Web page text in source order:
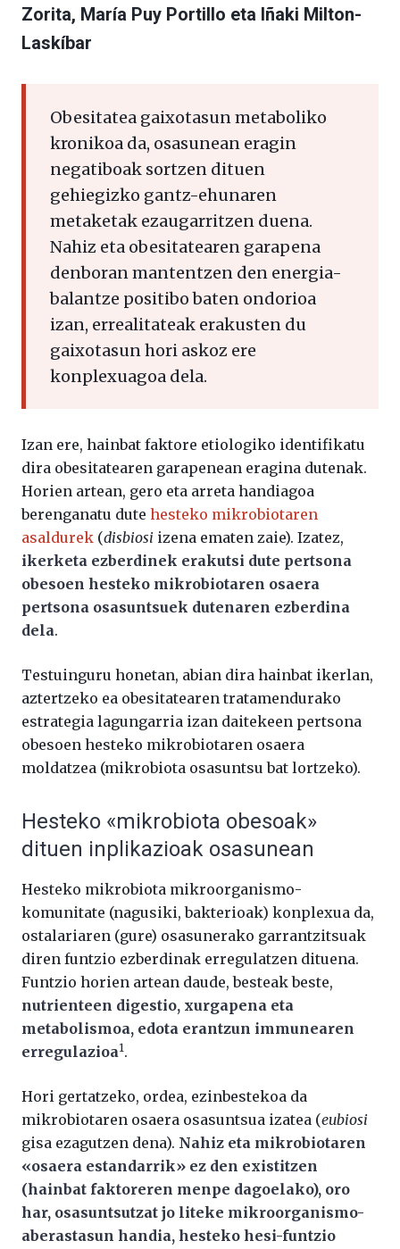
Zorita, María Puy Portillo eta Iñaki Milton-
Laskíbar
Obesitatea gaixotasun metaboliko
kronikoa da, osasunean eragin
negatiboak sortzen dituen
gehiegizko gantz-ehunaren
metaketak ezaugarritzen duena.
Nahiz eta obesitatearen garapena
denboran mantentzen den energia-
balantze positibo baten ondorioa
izan, errealitateak erakusten du
gaixotasun hori askoz ere
konplexuagoa dela.
Izan ere, hainbat faktore etiologiko identifikatu
dira obesitatearen garapenean eragina dutenak.
Horien artean, gero eta arreta handiagoa
berenganatu dute hesteko mikrobiotaren
asaldurek (disbiosi izena ematen zaie). Izatez,
ikerketa ezberdinek erakutsi dute pertsona
obesoen hesteko mikrobiotaren osaera
pertsona osasuntsuek dutenaren ezberdina
dela.
Testuinguru honetan, abian dira hainbat ikerlan,
aztertzeko ea obesitatearen tratamendurako
estrategia lagungarria izan daitekeen pertsona
obesoen hesteko mikrobiotaren osaera
moldatzea (mikrobiota osasuntsu bat lortzeko).
Hesteko «mikrobiota obesoak»
dituen inplikazioak osasunean
Hesteko mikrobiota mikroorganismo-
komunitate (nagusiki, bakterioak) konplexua da,
ostalariaren (gure) osasunerako garrantzitsuak
diren funtzio ezberdinak erregulatzen dituena.
Funtzio horien artean daude, besteak beste,
nutrienteen digestio, xurgapena eta
metabolismoa, edota erantzun immunearen
erregulazioa1.
Hori gertatzeko, ordea, ezinbestekoa da
mikrobiotaren osaera osasuntsua izatea (eubiosi
gisa ezagutzen dena). Nahiz eta mikrobiotaren
«osaera estandarrik» ez den existitzen
(hainbat faktoreren menpe dagoelako), oro
har, osasuntsutzat jo liteke mikroorganismo-
aberastasun handia, hesteko hesi-funtzio